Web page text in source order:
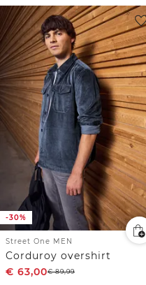
-30%
Street One MEN
Corduroy overshirt
€ 63,00€89,99